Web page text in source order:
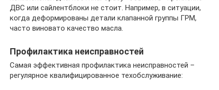
ДВС или сайлентблоки не стоит. Например, в ситуации,
когда деформированы детали клапанной группы ГРМ,
часто виновато качество масла.
Профилактика неисправностей
Самая эффективная профилактика неисправностей –
регулярное квалифицированное техобслуживание: